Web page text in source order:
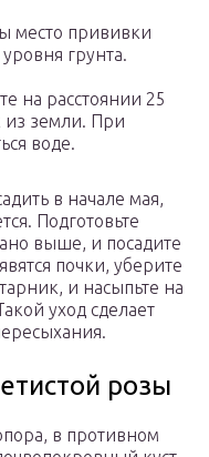
место прививки
грунта.
на расстоянии 25
из земли. При
воде.
в начале мая,
Подготовьте
выше, и посадите
почки, уберите
и насыпьте на
уход сделает
розы
в противном